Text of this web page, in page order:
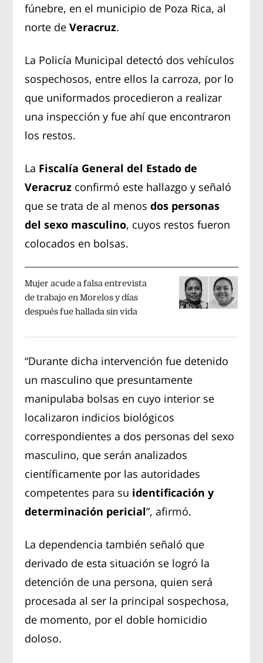
fúnebre, en el municipio de Poza Rica, al
norte deVeracruz.
La Policía Municipal detectó dos vehículos
sospechosos, entre ellos la carroza, por lo
que uniformados procedieron a realizar
una inspección y fue ahí que encontraron
los restos.
La Fiscalía General del Estado de
Veracruz confirmó este hallazgo y señaló
que se trata de al menosdos personas
del sexo masculino, cuyos restos fueron
colocados en bolsas.
Mujer acude a falsa entrevista
de trabajo en Morelos y días
después fue hallada sin vida
“Durante dicha intervención fue detenido
un masculino que presuntamente
manipulaba bolsas en cuyo interior se
localizaron indicios biológicos
correspondientes a dos personas del sexo
masculino, que serán analizados
científicamente por las autoridades
competentes para su identificación y
determinación pericial”, afirmó.
La dependencia también señaló que
derivado de esta situación se logró la
detención de una persona, quien será
procesada al ser la principal sospechosa,
de momento, por el doble homicidio
doloso.